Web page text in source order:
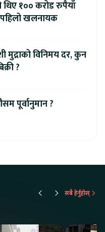
थिए १०० करोड रुपैयाँ
खलनायक
विनिमय दर, कुन
?
पूर्वानुमान ?
सबै हेर्नुहोस्